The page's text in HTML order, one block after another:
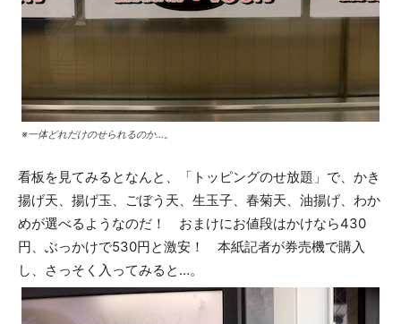
※一体どれだけのせられるのか…。
看板を見てみるとなんと、「トッピングのせ放題」で、かき
揚げ天、揚げ玉、ごぼう天、生玉子、春菊天、油揚げ、わか
めが選べるようなのだ！ おまけにお値段はかけなら430
円、ぶっかけで530円と激安！ 本紙記者が券売機で購入
し、さっそく入ってみると…。